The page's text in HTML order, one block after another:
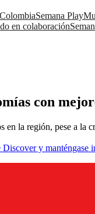
Semana Play
en colaboración
con
en la región, pese a la
y manténgase